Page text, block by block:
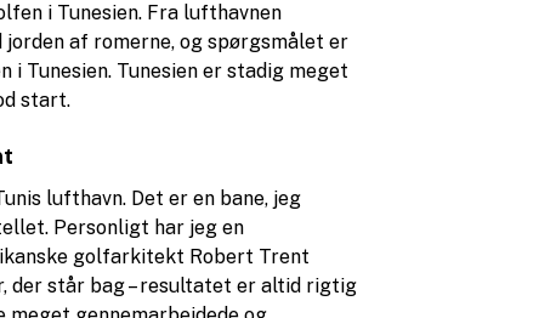
i Tunesien. Fra lufthavnen
af romerne, og spørgsmålet er
i Tunesien. Tunesien er stadig meget
start.
lufthavn. Det er en bane, jeg
Personligt har jeg en
golfarkitekt Robert Trent
der står bag – resultatet er altid rigtig